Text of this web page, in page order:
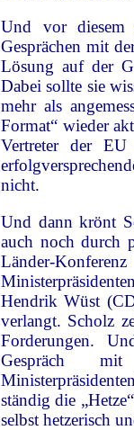
Und vor diesem
Gesprächen mit
Lösung auf der
Dabei sollte sie
mehr als
Format“ wieder
Vertreter der
nicht.
Und dann krönt
auch noch durch
Länder-
Hendrik Wüst
verlangt. Scholz
Forderungen.
Gespräch
ständig die
selbst hetzerisch